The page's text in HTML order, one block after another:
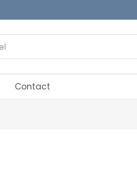
Contact